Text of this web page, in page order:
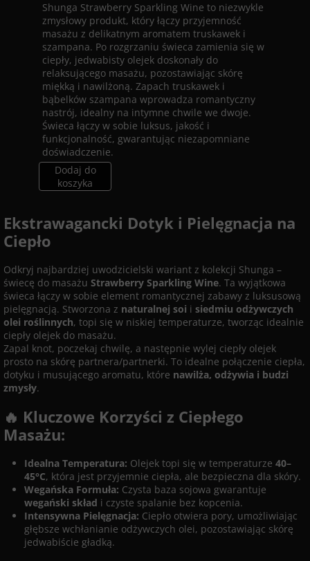
Dodaj do
koszyka
Shunga Strawberry Sparkling Wine to niezwykle
zmysłowy produkt, który łączy przyjemność
masażu z delikatnym aromatem truskawek i
szampana. Po rozgrzaniu świeca zamienia się w
ciepły, jedwabisty olejek doskonały do
relaksującego masażu, pozostawiając skórę
miękką i nawilżoną. Zapach truskawek i
bąbelków szampana wprowadza romantyczny
nastrój, idealny na intymne chwile we dwoje.
Świeca łączy w sobie luksus, jakość i
funkcjonalność, gwarantując niezapomniane
doświadczenie.
Ekstrawagancki Dotyk i Pielęgnacja na
Ciepło
Odkryj najbardziej uwodzicielski wariant z kolekcji Shunga –
świecę do masażu Strawberry Sparkling Wine. Ta wyjątkowa
świeca łączy w sobie element romantycznej zabawy z luksusową
pielęgnacją. Stworzona z naturalnej soi i siedmiu odżywczych
olei roślinnych, topi się w niskiej temperaturze, tworząc idealnie
ciepły olejek do masażu.
Zapal knot, poczekaj chwilę, a następnie wylej ciepły olejek
prosto na skórę partnera/partnerki. To idealne połączenie ciepła,
dotyku i musującego aromatu, które nawilża, odżywia i budzi
zmysły.
🔥 Kluczowe Korzyści z Ciepłego
Masażu:
Idealna Temperatura: Olejek topi się w temperaturze 40–
45°C, która jest przyjemnie ciepła, ale bezpieczna dla skóry.
Wegańska Formuła: Czysta baza sojowa gwarantuje
wegański skład i czyste spalanie bez kopcenia.
Intensywna Pielęgnacja: Ciepło otwiera pory, umożliwiając
głębsze wchłanianie odżywczych olei, pozostawiając skórę
jedwabiście gładką.